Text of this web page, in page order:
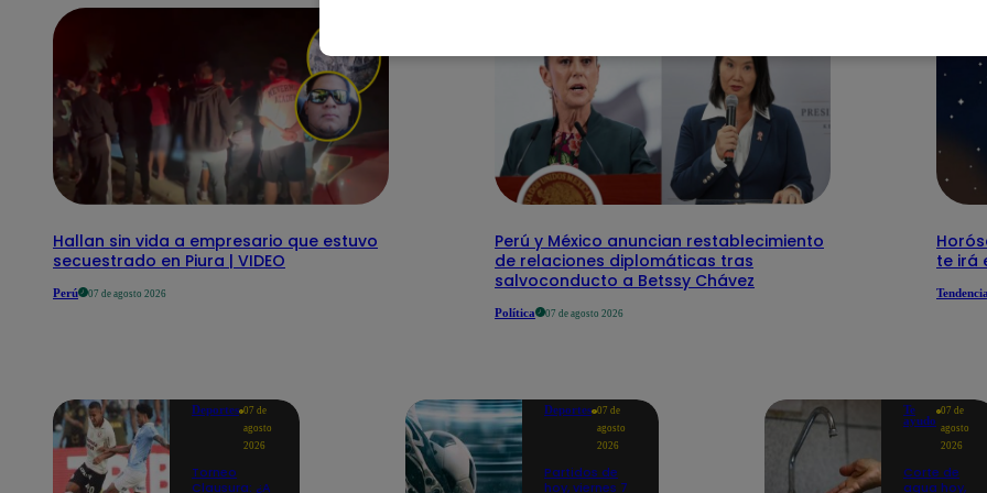
Hallan sin vida a empresario que estuvo
secuestrado en Piura | VIDEO
Perú 07 de agosto 2026
Perú y México anuncian restablecimiento
de relaciones diplomáticas tras
salvoconducto a Betssy Chávez
Política 07 de agosto 2026
te irá
Deportes 07 de
agosto
2026
Torneo
Clausura: ¿A
Deportes 07 de
agosto
2026
Partidos de
hoy, viernes 7
Te
ayudo
07 de
agosto
2026
Corte de
agua hoy,